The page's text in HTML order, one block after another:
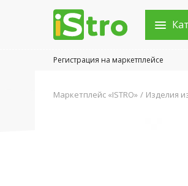
Регистрация на маркетплейсе
Маркетплейс «ISTRO» Изделия